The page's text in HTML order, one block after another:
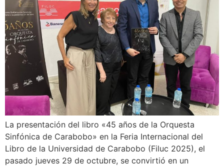
La presentación del libro «45 años de la Orquesta
Sinfónica de Carabobo» en la Feria Internacional del
Libro de la Universidad de Carabobo (Filuc 2025), el
pasado jueves 29 de octubre, se convirtió en un